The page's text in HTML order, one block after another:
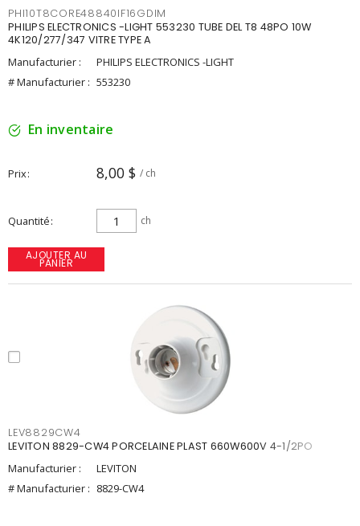
PHI10T8CORE48840IF16GDIM
PHILIPS ELECTRONICS -LIGHT 553230 TUBE DEL T8 48PO 10W
4K120/277/347 VITRE TYPE A
Manufacturier :
PHILIPS ELECTRONICS -LIGHT
# Manufacturier : 553230
En inventaire
Prix 8,00 $ / ch
Quantité ch
AJOUTER AU
PANIER
LEV8829CW4
LEVITON 8829-CW4 PORCELAINE PLAST 660W600V 4-1/2PO
Manufacturier :
LEVITON
# Manufacturier : 8829-CW4